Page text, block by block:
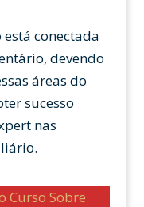
conectada
devendo
áreas do
sucesso
nas
Curso Sobre